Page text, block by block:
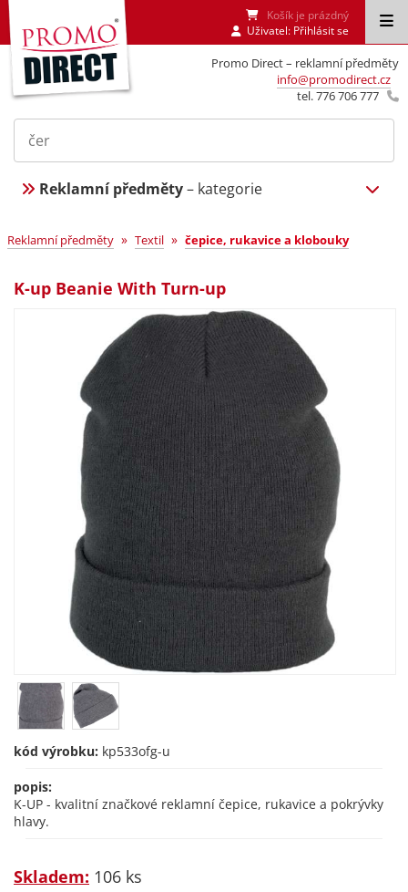
Promo Direct – reklamní předměty
info@promodirect.cz
tel. 776 706 777
Košík je prázdný
Uživatel: Přihlásit se
Reklamní předměty– kategorie
Reklamní předměty » Textil » čepice, rukavice a klobouky
K-up Beanie With Turn-up
kód výrobku: kp533ofg-u
popis:
K-UP - kvalitní značkové reklamní čepice, rukavice a pokrývky
hlavy.
Skladem: 106 ks